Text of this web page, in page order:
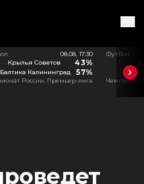
08.08, 17:30
Крылья Советов
43%
Балтика Калининград 57%
России. Премьер-лига
Футбол
Чемпионат